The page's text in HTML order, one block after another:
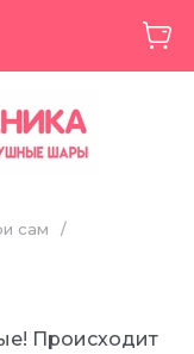
сам
/
Происходит